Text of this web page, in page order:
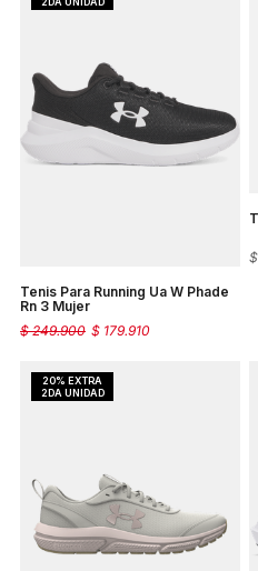
Tenis Para Running Ua W Phade
Rn 3 Mujer
$ 179.910
$ 249.900
$